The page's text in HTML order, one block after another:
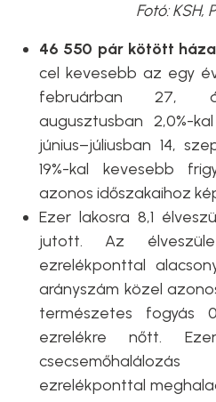
Fotó: KSH,
46 550 pár kötött
cel kevesebb az egy
februárban 27,
augusztusban 2,0%-
június–júliusban 14,
19%-kal kevesebb
azonos időszakaihoz
Ezer lakosra 8,1
jutott. Az
ezrelékponttal
arányszám közel
természetes fogyás
ezrelékre nőtt.
ezrelékponttal